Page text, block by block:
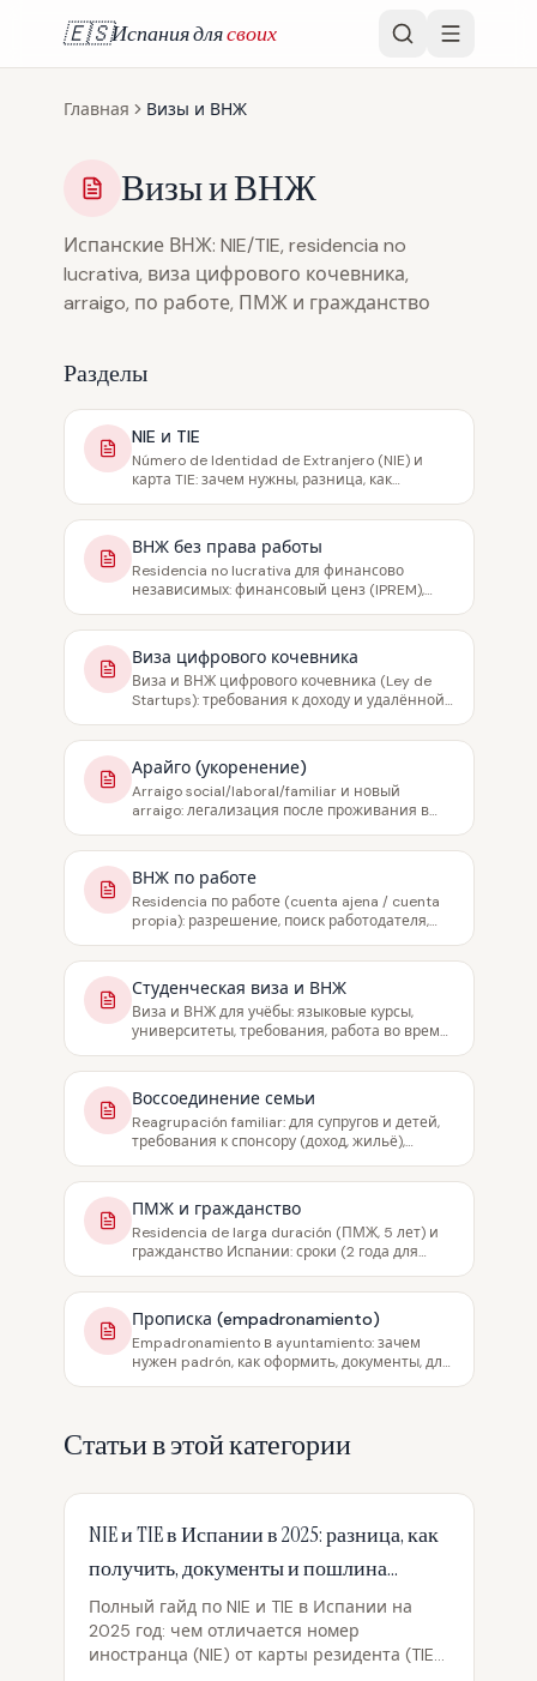
🇪🇸Испания длясвоих
Главная Визы и ВНЖ
Визы и ВНЖ
Испанские ВНЖ: NIE/TIE, residencia no
lucrativa, виза цифрового кочевника,
arraigo, по работе, ПМЖ и гражданство
Разделы
NIE и TIE
Número de Identidad de Extranjero (NIE) и
карта TIE: зачем нужны, разница, как
ВНЖ без права работы
Residencia no lucrativa для финансово
независимых: финансовый ценз (IPREM),
на работу
Виза цифрового кочевника
Виза и ВНЖ цифрового кочевника (Ley de
Startups): требования к доходу и удалённой
и удалёнщиков
Арайго (укоренение)
Arraigo social/laboral/familiar и новый
arraigo: легализация после проживания в
ВНЖ по работе
Residencia по работе (cuenta ajena / cuenta
propia): разрешение, поиск работодателя,
Студенческая виза и ВНЖ
Виза и ВНЖ для учёбы: языковые курсы,
университеты, требования, работа во время
Воссоединение семьи
Reagrupación familiar: для супругов и детей,
требования к спонсору (доход, жильё),
ПМЖ и гражданство
Residencia de larga duración (ПМЖ, 5 лет) и
гражданство Испании: сроки (2 года для
DELE/CCSE
Прописка (empadronamiento)
Empadronamiento в ayuntamiento: зачем
нужен padrón, как оформить, документы, для
Статьи в этой категории
NIE и TIE в Испании в 2025: разница, как
получить, документы и пошлина
790/012
Полный гайд по NIE и TIE в Испании на
2025 год: чем отличается номер
иностранца (NIE) от карты резидента (TIE),